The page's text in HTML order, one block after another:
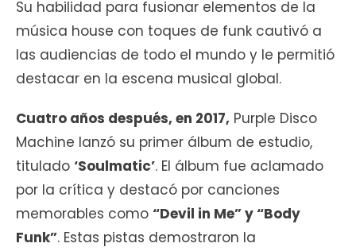
Su habilidad para fusionar elementos de la
música house con toques de funk cautivó a
las audiencias de todo el mundo y le permitió
destacar en la escena musical global.
Cuatro años después, en 2017, Purple Disco
Machine lanzó su primer álbum de estudio,
titulado ‘Soulmatic’. El álbum fue aclamado
por la crítica y destacó por canciones
memorables como “Devil in Me” y “Body
Funk”. Estas pistas demostraron la